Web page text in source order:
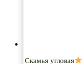
Скамья угловая